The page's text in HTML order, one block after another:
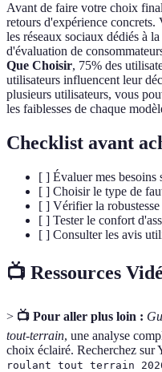
Avant de faire votre choix
retours d'expérience concrets.
les réseaux sociaux dédiés à
d'évaluation de
Que Choisir, 75% des
utilisateurs influencent leur
plusieurs utilisateurs, vous
les faiblesses de chaque
Checklist avant
[ ] Évaluer mes besoins
[ ] Choisir le type de
[ ] Vérifier la robustesse
[ ] Tester le confort
[ ] Consulter les avis
📺 Ressources
> 📺 Pour aller plus loin :
tout-terrain, une analyse
choix éclairé. Recherchez sur
roulant tout terrain